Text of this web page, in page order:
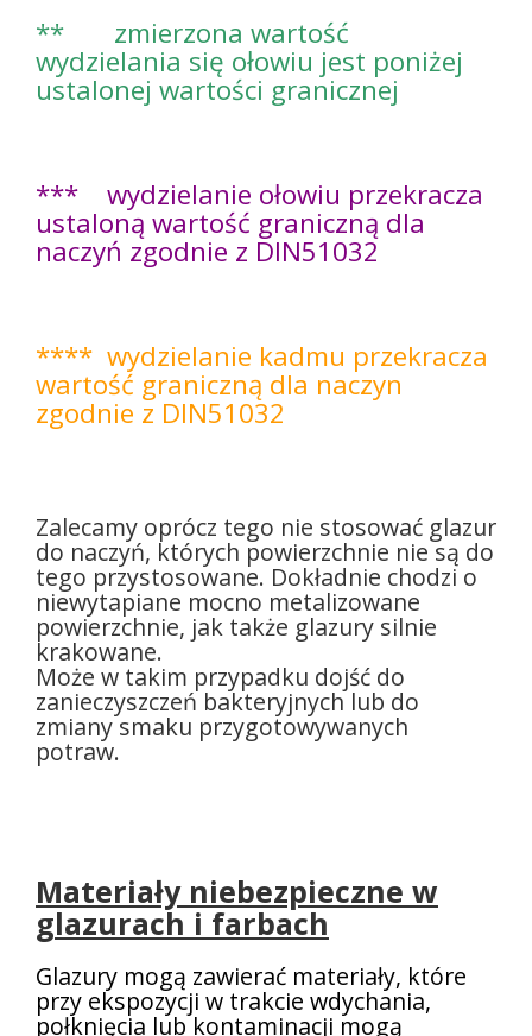
** zmierzona wartość
wydzielania się ołowiu jest poniżej
ustalonej wartości granicznej
*** wydzielanie ołowiu przekracza
ustaloną wartość graniczną dla
naczyń zgodnie z DIN51032
**** wydzielanie kadmu przekracza
wartość graniczną dla naczyn
zgodnie z DIN51032
Zalecamy oprócz tego nie stosować glazur
do naczyń, których powierzchnie nie są do
tego przystosowane. Dokładnie chodzi o
niewytapiane mocno metalizowane
powierzchnie, jak także glazury silnie
krakowane.
Może w takim przypadku dojść do
zanieczyszczeń bakteryjnych lub do
zmiany smaku przygotowywanych
potraw.
Materiały niebezpieczne w
glazurach i farbach
Glazury mogą zawierać materiały, które
przy ekspozycji w trakcie wdychania,
połknięcia lub kontaminacji mogą